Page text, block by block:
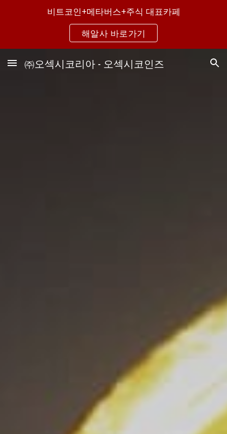
Skip to main content Skip to navigation
비트코인+메타버스+주식 대표카페
해알사 바로가기
㈜오섹시코리아 - 오섹시코인즈